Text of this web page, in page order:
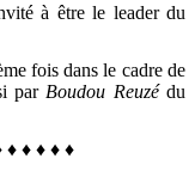
à être le leader du
fois dans le cadre de
par Boudou Reuzédu
♦ ♦ ♦ ♦ ♦